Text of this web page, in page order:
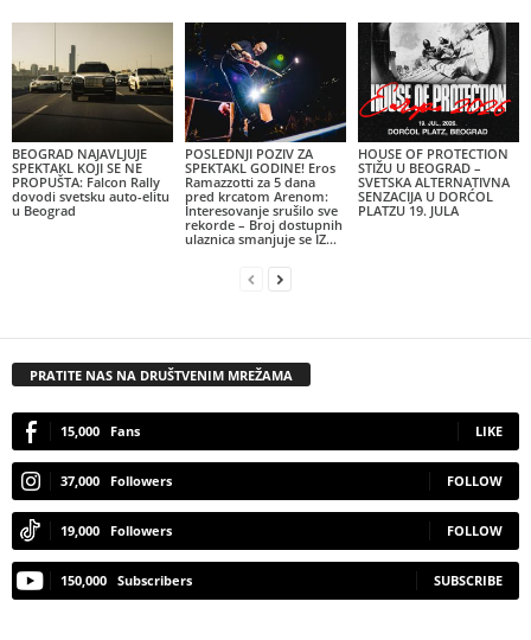
BEOGRAD NAJAVLJUJE
SPEKTAKL KOJI SE NE
PROPUŠTA: Falcon Rally
dovodi svetsku auto-elitu
u Beograd
POSLEDNJI POZIV ZA
SPEKTAKL GODINE! Eros
Ramazzotti za 5 dana
pred krcatom Arenom:
Interesovanje srušilo sve
rekorde – Broj dostupnih
ulaznica smanjuje se IZ...
HOUSE OF PROTECTION
STIŽU U BEOGRAD –
SVETSKA ALTERNATIVNA
SENZACIJA U DORĆOL
PLATZU 19. JULA
PRATITE NAS NA DRUŠTVENIM MREŽAMA
15,000 Fans LIKE
37,000 Followers FOLLOW
19,000 Followers FOLLOW
150,000 Subscribers SUBSCRIBE